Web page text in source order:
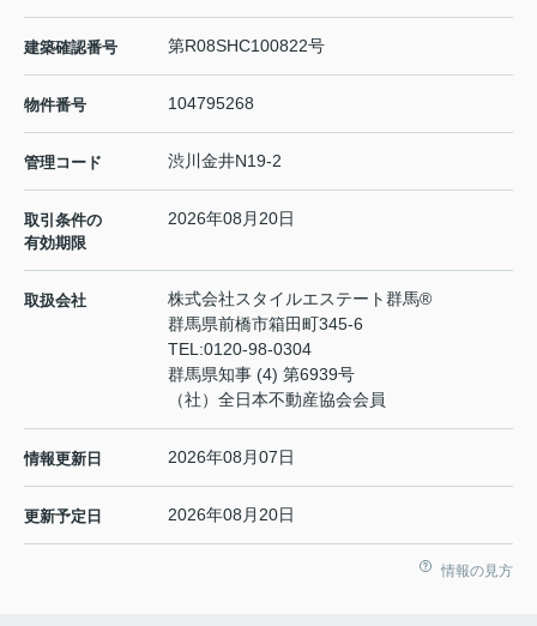
建築確認番号 第R08SHC100822号
物件番号 104795268
管理コード 渋川金井N19-2
取引条件の
有効期限
2026年08月20日
取扱会社
株式会社スタイルエステート群馬®
群馬県前橋市箱田町345-6
TEL:0120-98-0304
群馬県知事 (4) 第6939号
（社）全日本不動産協会会員
情報更新日 2026年08月07日
更新予定日 2026年08月20日
情報の見方